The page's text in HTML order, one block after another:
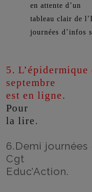
en attente d’un
tableau clair de
journées d’infos
5.
septembre
est en ligne.
Pour
la lire.
6.Demi
Cgt
Educ’Action.